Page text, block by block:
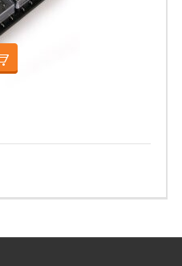
LISA KORVI